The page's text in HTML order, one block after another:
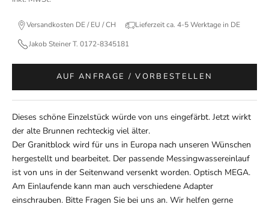
Versandkosten DE / EU / CH
Lieferzeit ca. 4-5 Werktage in DE
Jakob Steiner T. 0172-8345181
AUF ANFRAGE / VORBESTELLEN
Dieses schöne Einzelstück würde von uns eingefärbt. Jetzt wirkt
der alte Brunnen rechteckig viel älter.
Der Granitblock wird für uns in Europa nach unseren Wünschen
hergestellt und bearbeitet. Der passende Messingwassereinlauf
ist von uns in der Seitenwand versenkt worden. Optisch MEGA.
Am Einlaufende kann man auch verschiedene Adapter
einschrauben. Bitte Fragen Sie bei uns an. Wir helfen gerne